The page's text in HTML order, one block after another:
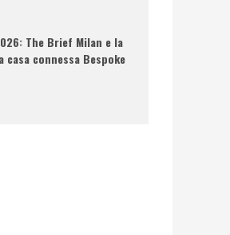
The Brief Milan e la
casa connessa Bespoke